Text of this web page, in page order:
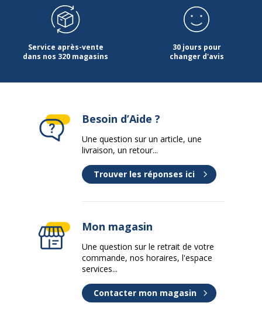
Service après-vente
dans nos 320 magasins
30 jours pour
changer d'avis
Besoin d’Aide ?
Une question sur un article, une
livraison, un retour...
Trouver les réponses ici
Mon magasin
Une question sur le retrait de votre
commande, nos horaires, l'espace
services...
Contacter mon magasin